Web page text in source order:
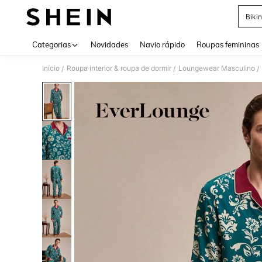
Categorias Novidades Navio rápido Roupas femininas
Início / Roupa interior & roupa de dormir / Loungewear Masculino /